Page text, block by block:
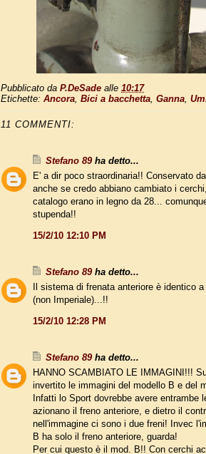
Pubblicato da P.DeSade alle 10:17
Etichette: Ancora Bici a bacchetta Ganna
11 COMMENTI:
Stefano 89ha detto...
E' a dir poco straordinaria!! Conservato
anche se credo abbiano cambiato i
catalogo erano in legno da 28...
stupenda!!
15/2/10 12:10 PM
Stefano 89ha detto...
Il sistema di frenata anteriore è identico
(non Imperiale)...!!
15/2/10 12:28 PM
Stefano 89ha detto...
HANNO SCAMBIATO LE IMMAGINI!!!
invertito le immagini del modello B e del
Infatti lo Sport dovrebbe avere entrambe
azionano il freno anteriore, e dietro il
nell'immagine ci sono i due freni! Invec
B ha solo il freno anteriore, guarda!
Per cui questo è il mod. B!! Con cerchi